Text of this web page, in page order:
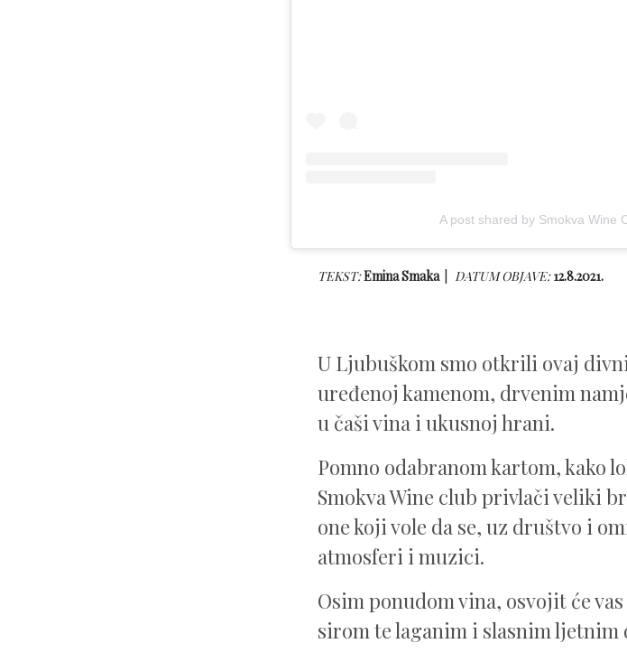
A post shared by Smokva Wine
TEKST:Emina Smaka DATUM OBJAVE:12.8.2021.
U Ljubuškom smo otkrili ovaj
uređenoj kamenom, drvenim
u čaši vina i ukusnoj hrani.
Pomno odabranom kartom, kako
Smokva Wine club privlači veliki
one koji vole da se, uz društvo i
atmosferi i muzici.
Osim ponudom vina, osvojit će
sirom te laganim i slasnim ljetnim